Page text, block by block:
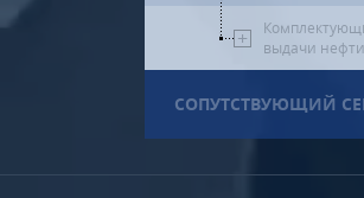
выдачи
СОПУТСТВУЮЩИЙ